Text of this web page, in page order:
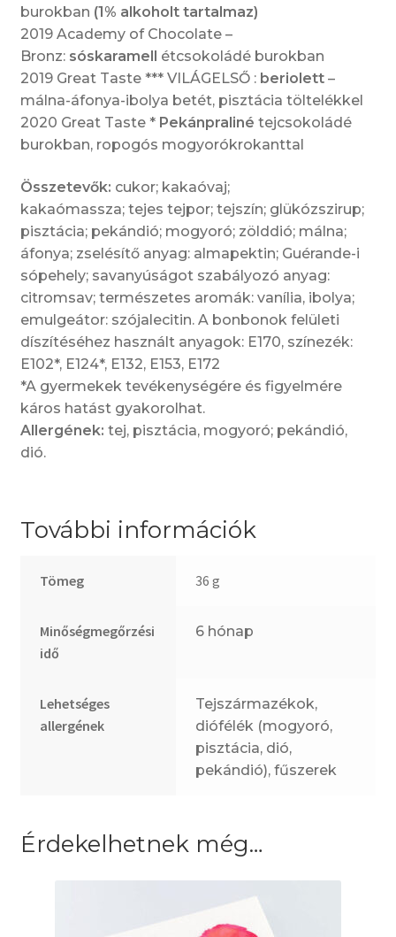
burokban (1% alkoholt tartalmaz)
2019 Academy of Chocolate –
Bronz: sóskaramell
étcsokoládé burokban
2019 Great Taste *** VILÁGELSŐ : beriolett –
málna-áfonya-ibolya betét, pisztácia töltelékkel
2020 Great Taste *Pekánpraliné tejcsokoládé
burokban, ropogós mogyorókrokanttal
Összetevők: cukor; kakaóvaj;
kakaómassza; tejes tejpor; tejszín; glükózszirup;
pisztácia; pekándió; mogyoró; zölddió; málna;
áfonya; zselésítő anyag: almapektin; Guérande-i
sópehely; savanyúságot szabályozó anyag:
citromsav; természetes aromák: vanília, ibolya;
emulgeátor: szójalecitin. A bonbonok felületi
díszítéséhez használt anyagok: E170, színezék:
E102*, E124*, E132, E153, E172
*A gyermekek tevékenységére és figyelmére
káros hatást gyakorolhat.
Allergének: tej, pisztácia, mogyoró; pekándió,
dió.
További információk
Tömeg 36 g
Minőségmegőrzési
idő
6 hónap
Lehetséges
allergének
Tejszármazékok,
diófélék (mogyoró,
pisztácia, dió,
pekándió), fűszerek
Érdekelhetnek még…